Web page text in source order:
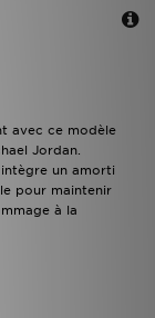
avec ce modèle
Jordan.
un amorti
pour maintenir
à la